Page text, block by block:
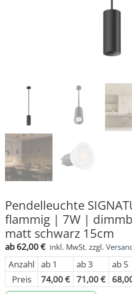
Pendelleuchte
flammig | 7W |
matt schwarz 15cm
ab62,00€ inkl. MwSt. zzgl.
Anzahl ab 1 ab 3 ab 5
Preis
74,00€ 71,00€